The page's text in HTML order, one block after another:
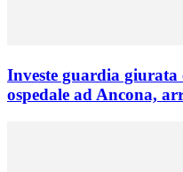
Investe guardia giurata
ospedale ad Ancona,